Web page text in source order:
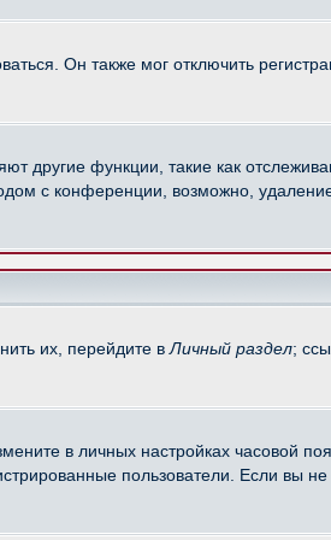
Он также мог отключить
другие функции, такие как
с конференции, возможно,
их, перейдите в Личный раздел;
в личных настройках часовой
пользователи. Если вы не